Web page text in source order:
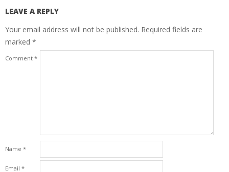
LEAVE A REPLY
Your email address will not be published. Required fields are
marked *
Comment *
Name *
Email *